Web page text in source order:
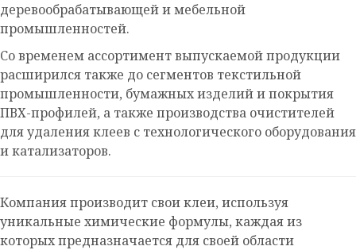
деревообрабатывающей и мебельной
промышленностей.
Со временем ассортимент выпускаемой продукции
расширился также до сегментов текстильной
промышленности, бумажных изделий и покрытия
ПВХ-профилей, а также производства очистителей
для удаления клеев с технологического оборудования
и катализаторов.
Компания производит свои клеи, используя
уникальные химические формулы, каждая из
которых предназначается для своей области